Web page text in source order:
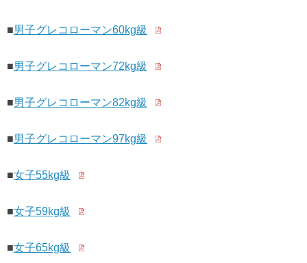
■男子グレコローマン60kg級
■男子グレコローマン72kg級
■男子グレコローマン82kg級
■男子グレコローマン97kg級
■女子55kg級
■女子59kg級
■女子65kg級